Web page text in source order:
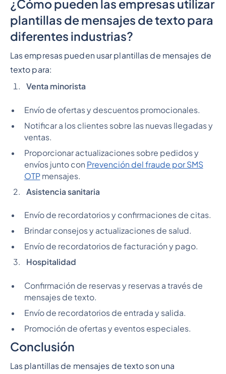
¿Cómo pueden las empresas utilizar
plantillas de mensajes de texto para
diferentes industrias?
Las empresas pueden usar plantillas de mensajes de
texto para:
Venta minorista
Envío de ofertas y descuentos promocionales.
Notificar a los clientes sobre las nuevas llegadas y
ventas.
Proporcionar actualizaciones sobre pedidos y
envíos junto con Prevención del fraude por SMS
OTPmensajes.
Asistencia sanitaria
Envío de recordatorios y confirmaciones de citas.
Brindar consejos y actualizaciones de salud.
Envío de recordatorios de facturación y pago.
Hospitalidad
Confirmación de reservas y reservas a través de
mensajes de texto.
Envío de recordatorios de entrada y salida.
Promoción de ofertas y eventos especiales.
Conclusión
Las plantillas de mensajes de texto son una